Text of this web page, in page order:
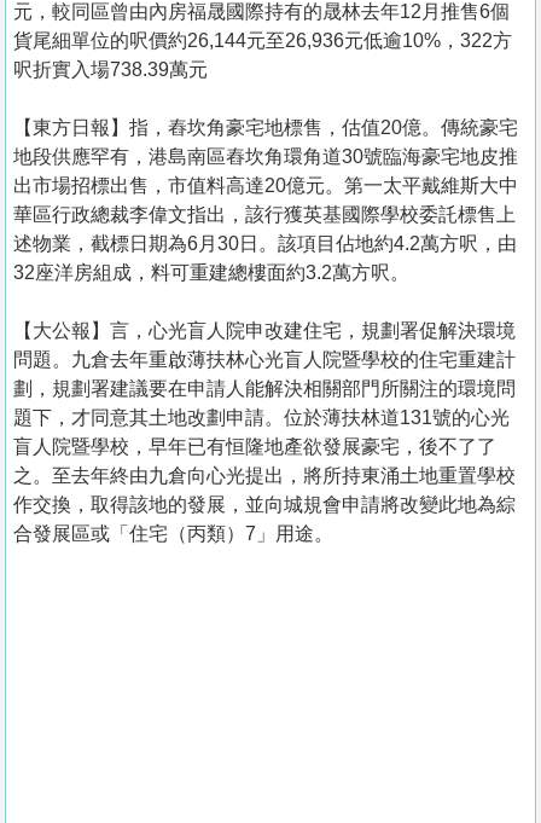
元，較同區曾由內房福晟國際持有的晟林去年12月推售6個
貨尾細單位的呎價約26,144元至26,936元低逾10%，322方
呎折實入場738.39萬元
【東方日報】指，舂坎角豪宅地標售，估值20億。傳統豪宅
地段供應罕有，港島南區舂坎角環角道30號臨海豪宅地皮推
出市場招標出售，市值料高達20億元。第一太平戴維斯大中
華區行政總裁李偉文指出，該行獲英基國際學校委託標售上
述物業，截標日期為6月30日。該項目佔地約4.2萬方呎，由
32座洋房組成，料可重建總樓面約3.2萬方呎。
【大公報】言， 心光盲人院申改建住宅，規劃署促解決環境
問題。九倉去年重啟薄扶林心光盲人院暨學校的住宅重建計
劃，規劃署建議要在申請人能解決相關部門所關注的環境問
題下，才同意其土地改劃申請。位於薄扶林道131號的心光
盲人院暨學校，早年已有恒隆地產欲發展豪宅，後不了了
之。至去年終由九倉向心光提出，將所持東涌土地重置學校
作交換，取得該地的發展，並向城規會申請將改變此地為綜
合發展區或「住宅（丙類）7」用途。